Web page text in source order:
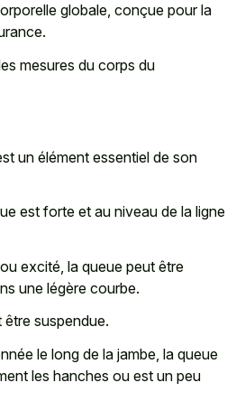
globale, conçue pour la
mesures du corps du
un élément essentiel de son
est forte et au niveau de la ligne
excité, la queue peut être
une légère courbe.
suspendue.
le long de la jambe, la queue
les hanches ou est un peu